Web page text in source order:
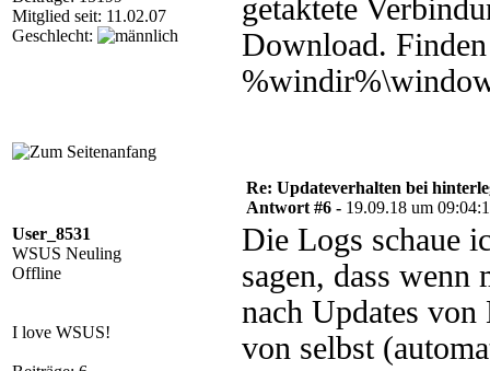
Mitglied seit: 11.02.07
Geschlecht:
getaktete
Download.
User_8531
WSUS Neuling
Offline
I love WSUS!
Re: Updateverhalten bei
Antwort #6 - 19.09.18 um
Die Logs schaue
sagen, dass wenn
nach Updates
von selbst